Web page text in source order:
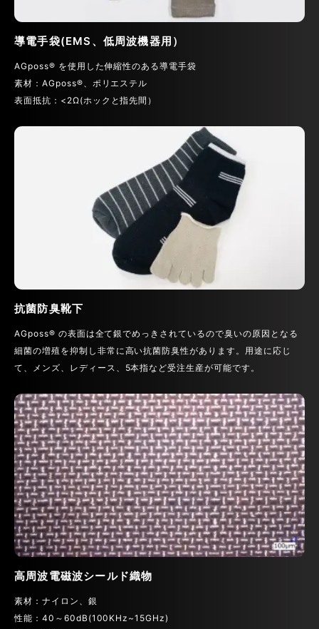
導電手袋(EMS、低周波機器用）
AGposs® を使用した伸縮性のある導電手袋
素材：AGposs®、ポリエステル
表面抵抗：<2Ω(ホックと指先間）
抗菌防臭靴下
AGposs® の表面は全て銀でめっきされているので臭いの原因となる
細菌の増殖を抑制し非常に高い抗菌防臭性があります。用途に応じ
て、メンズ、レディース、5本指など受注生産が可能です。
高周波電磁波シールド織物
素材：ナイロン、銀
性能：40～60dB(100KHz~15GHz)